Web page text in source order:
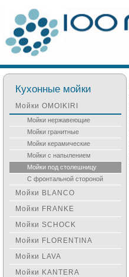
Кухонные мойки
Мойки OMOIKIRI
Мойки нержавеющие
Мойки гранитные
Мойки керамические
Мойки с напылением
Мойки под столешницу
С фронтальной стороной
Мойки BLANCO
Мойки FRANKE
Мойки SCHOCK
Мойки FLORENTINA
Мойки LAVA
Мойки KANTERA